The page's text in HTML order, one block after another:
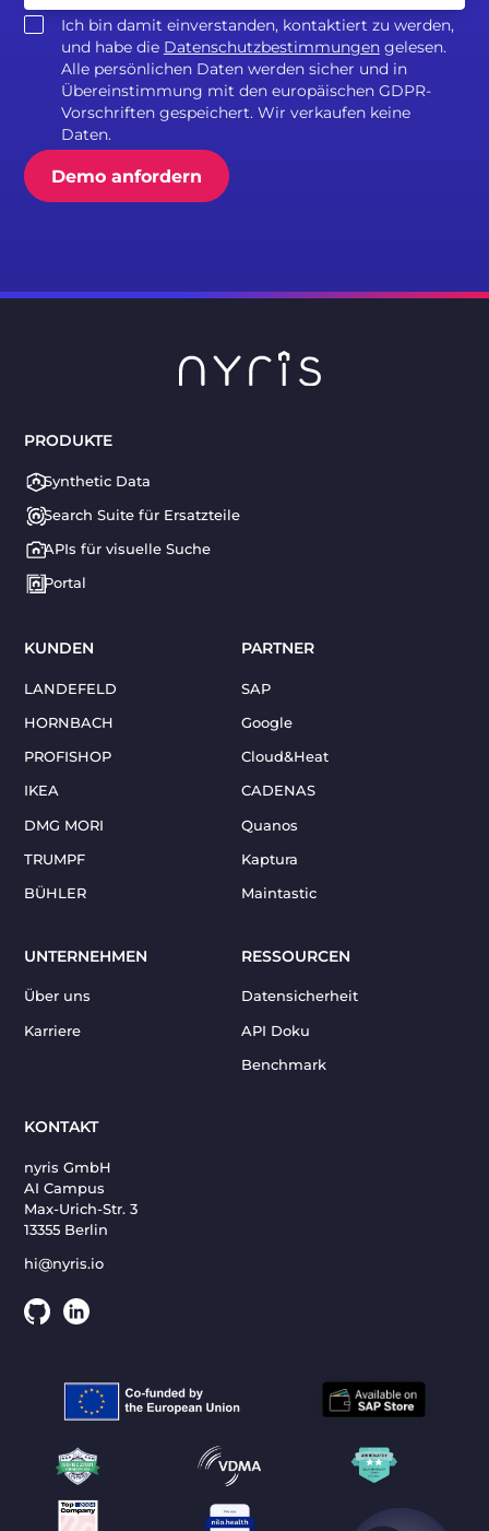
Ich bin damit einverstanden, kontaktiert zu werden,
und habe die Datenschutzbestimmungengelesen.
Alle persönlichen Daten werden sicher und in
Übereinstimmung mit den europäischen GDPR-
Vorschriften gespeichert. Wir verkaufen keine
Daten.
PRODUKTE
Synthetic Data
Search Suite für Ersatzteile
APIs für visuelle Suche
Portal
RESSOURCEN
Datensicherheit
API Doku
Benchmark
KUNDEN
LANDEFELD
HORNBACH
PROFISHOP
IKEA
DMG MORI
TRUMPF
BÜHLER
PARTNER
SAP
Google
Cloud&Heat
CADENAS
Quanos
Kaptura
Maintastic
UNTERNEHMEN
Über uns
Karriere
KONTAKT
nyris GmbH
AI Campus
Max-Urich-Str. 3
13355 Berlin
hi@nyris.io